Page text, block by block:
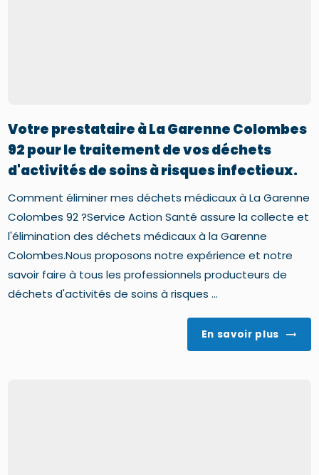
Votre prestataire à La Garenne Colombes
92 pour le traitement de vos déchets
d'activités de soins à risques infectieux.
Comment éliminer mes déchets médicaux à La Garenne
Colombes 92 ?Service Action Santé assure la collecte et
l'élimination des déchets médicaux à la Garenne
Colombes.Nous proposons notre expérience et notre
savoir faire à tous les professionnels producteurs de
déchets d'activités de soins à risques ...
En savoir plus